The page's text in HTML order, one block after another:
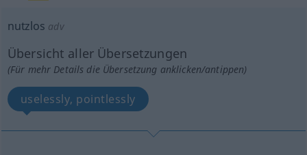
nutzlos adv
Übersicht aller Übersetzungen
(Für mehr Details die Übersetzung anklicken/antippen)
uselessly, pointlessly